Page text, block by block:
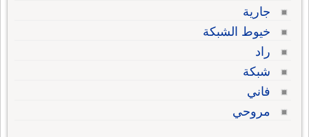
جارية
خيوط الشبكة
راد
شبكة
فاني
مروحي